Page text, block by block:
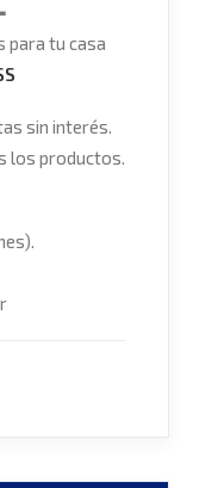
para tu casa
sin interés.
los productos.